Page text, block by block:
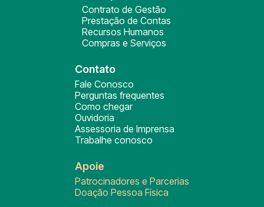
Contrato de Gestão
Prestação de Contas
Recursos Humanos
Compras e Serviços
Contato
Fale Conosco
Perguntas frequentes
Como chegar
Ouvidoria
Assessoria de Imprensa
Trabalhe conosco
Apoie
Patrocinadores e Parcerias
Doação Pessoa Física